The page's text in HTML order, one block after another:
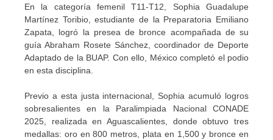
En la categoría femenil T11-T12, Sophia Guadalupe
Martínez Toribio, estudiante de la Preparatoria Emiliano
Zapata, logró la presea de bronce acompañada de su
guía Abraham Rosete Sánchez, coordinador de Deporte
Adaptado de la BUAP. Con ello, México completó el podio
en esta disciplina.
Previo a esta justa internacional, Sophia acumuló logros
sobresalientes en la Paralimpiada Nacional CONADE
2025, realizada en Aguascalientes, donde obtuvo tres
medallas: oro en 800 metros, plata en 1,500 y bronce en